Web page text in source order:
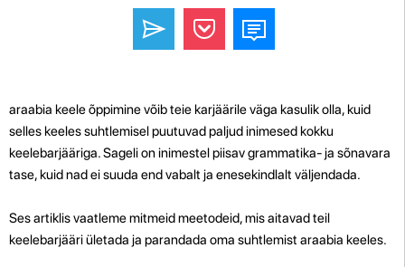
araabia keele õppimine võib teie karjäärile väga kasulik olla, kuid
selles keeles suhtlemisel puutuvad paljud inimesed kokku
keelebarjääriga. Sageli on inimestel piisav grammatika- ja sõnavara
tase, kuid nad ei suuda end vabalt ja enesekindlalt väljendada.
Ses artiklis vaatleme mitmeid meetodeid, mis aitavad teil
keelebarjääri ületada ja parandada oma suhtlemist araabia keeles.